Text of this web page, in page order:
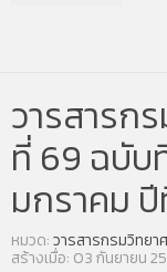
วารสารก
ที่ 69 ฉบับ
มกราคม
หมวด:วารสารกรมวิทยา
สร้างเมื่อ: 03 กันยายน